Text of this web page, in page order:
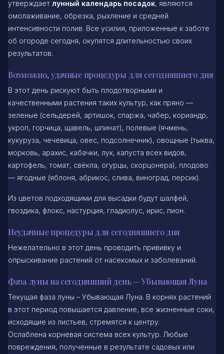
утверждает лунный календарь посадок, являются
омолаживание, обрезка, рыхление и средней
интенсивности полив. Все усилия, приложенные к заботе
об огороде сегодня, окупятся длительностью своих
результатов.
Возможно, удачные процедуры для сегодняшнего дня
В этот день рискуют быть плодотворными и
качественными растения таких культур, как пряно —
зеленые (сельдерей, артишок, спаржа, чабер, кориандр,
укроп, горчица, щавель, шпинат), полевые (ячмень,
кукуруза, чечевица, овес, подсолнечник), овощные (тыква,
морковь, арахис, кабачки, лук, капуста всех видов,
картофель, томат, свёкла, огурцы, скорцонера), плодово
— ягодные (яблоня, абрикос, слива, виноград, персик).
Из цветов подходящими для высадки будут шалфей,
гвоздика, флокс, настурция, гладиолус, ирис, пион.
Неудачные процедуры для сегодняшнего дня
Нежелательно в этот день проводить прививку и
опрыскивание растений от насекомых и заболеваний.
Фаза луны на сегодняшний день — Убывающая Луна
Текущая фаза луны – Убывающая Луна. В корнях растений
в этот период повышается давление, все жизненные соки,
исходящие из листьев, стремятся к центру.
Ослаблена корневая система всех культур. Любые
повреждения, полученные в результате садовых или